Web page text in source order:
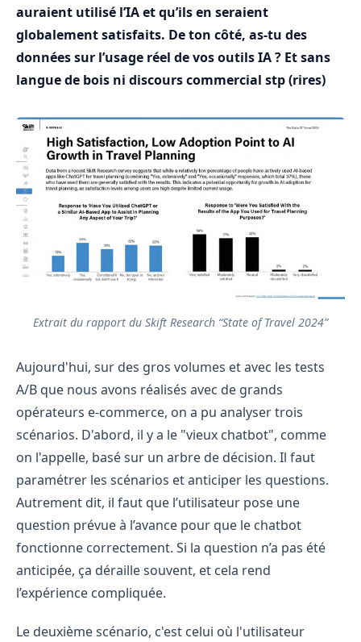
auraient utilisé l’IA et qu’ils en seraient
globalement satisfaits. De ton côté, as-tu des
données sur l’usage réel de vos outils IA ? Et sans
langue de bois ni discours commercial stp (rires)
Extrait du rapport du Skift Research “State of Travel 2024”
Aujourd'hui, sur des gros volumes et avec les tests
A/B que nous avons réalisés avec de grands
opérateurs e-commerce, on a pu analyser trois
scénarios. D'abord, il y a le "vieux chatbot", comme
on l'appelle, basé sur un arbre de décision. Il faut
paramétrer les scénarios et anticiper les questions.
Autrement dit, il faut que l’utilisateur pose une
question prévue à l’avance pour que le chatbot
fonctionne correctement. Si la question n’a pas été
anticipée, ça déraille souvent, et cela rend
l’expérience compliquée.
Le deuxième scénario, c'est celui où l'utilisateur